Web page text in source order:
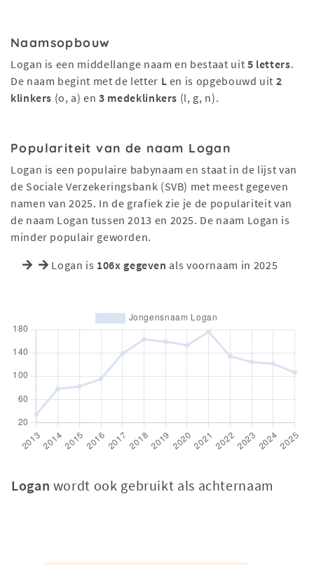
Naamsopbouw
Logan is een middellange naam en bestaat uit 5 letters.
De naam begint met de letter L en is opgebouwd uit 2
klinkers (o, a) en3 medeklinkers (l, g, n).
Populariteit van de naam Logan
Logan is een populaire babynaam en staat in de lijst van
de Sociale Verzekeringsbank (SVB) met meest gegeven
namen van 2025. In de grafiek zie je de populariteit van
de naam Logan tussen 2013 en 2025. De naam Logan is
minder populair geworden.
Logan is 106x gegeven als voornaam in 2025
Logan wordt ook gebruikt als achternaam